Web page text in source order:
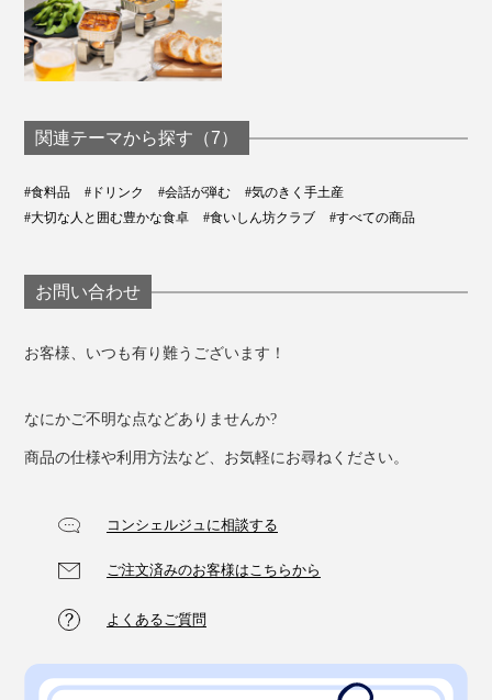
関連テーマから探す（7）
#食料品 #ドリンク #会話が弾む
#気のきく手土産
#大切な人と囲む豊かな食卓
#食いしん坊クラブ #すべての商品
お問い合わせ
お客様、いつも有り難うございます！
なにかご不明な点などありませんか?
商品の仕様や利用方法など、お気軽にお尋ねください。
コンシェルジュに相談する
ご注文済みのお客様はこちらから
よくあるご質問